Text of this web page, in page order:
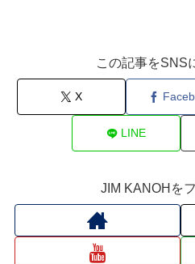
この記事をSNS
X
LINE
JIM KANOHを